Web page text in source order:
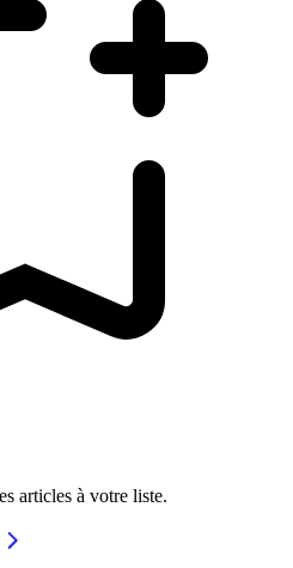
articles à votre liste.